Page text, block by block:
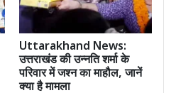
Uttarakhand News:
उत्तराखंड की उन्नति शर्मा के
परिवार में जश्न का माहौल, जानें
क्या है मामला